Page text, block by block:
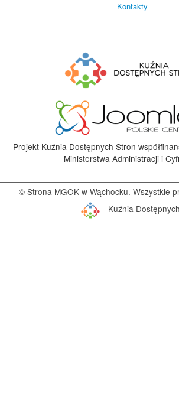
Kontakty
Projekt Kuźnia Dostępnych Stron
Ministerstwa Administracji i
© Strona MGOK w Wąchocku. Wszystkie
Kuźnia